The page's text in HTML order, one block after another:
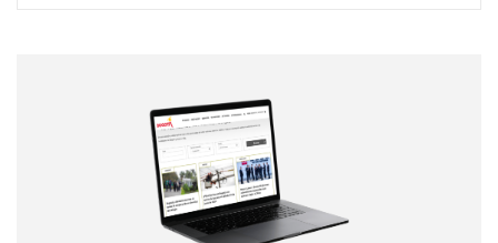
Correo electrónico